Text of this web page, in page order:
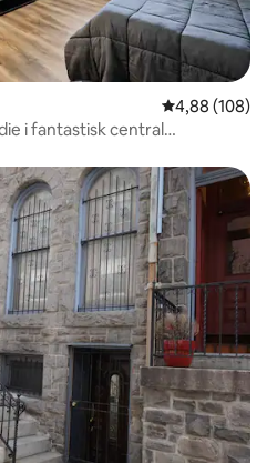
4,88 ud af 5 i
4,88 (108)
i fantastisk central